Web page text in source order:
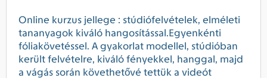
Online kurzus jellege : stúdiófelvételek, elméleti
tananyagok kiváló hangosítással.Egyenkénti
fóliakövetéssel. A gyakorlat modellel, stúdióban
került felvételre, kiváló fényekkel, hanggal, majd
a vágás során követhetővé tettük a videót